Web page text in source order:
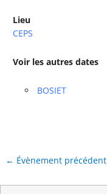
Lieu
CEPS
Voir les autres dates
BOSIET
← Évènement précédent